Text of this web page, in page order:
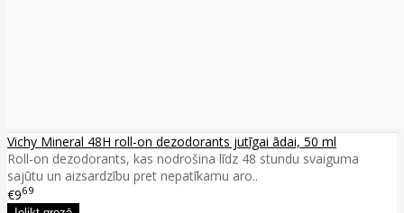
Vichy Mineral 48H roll-on dezodorants jutīgai ādai, 50 ml
Roll-on dezodorants, kas nodrošina līdz 48 stundu svaiguma
sajūtu un aizsardzību pret nepatīkamu aro..
€969